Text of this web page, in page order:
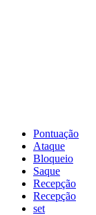
Pontuação
Ataque
Bloqueio
Saque
Recepção
Recepção
set